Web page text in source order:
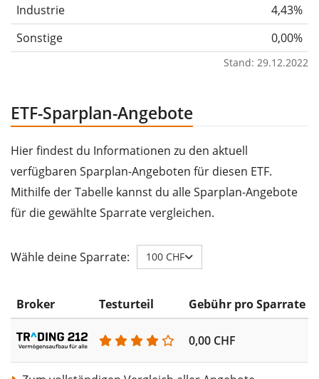
Industrie
4,43%
Sonstige
0,00%
Stand: 29.12.2022
ETF-Sparplan-Angebote
Hier findest du Informationen zu den aktuell
verfügbaren Sparplan-Angeboten für diesen ETF.
Mithilfe der Tabelle kannst du alle Sparplan-Angebote
für die gewählte Sparrate vergleichen.
Wähle deine Sparrate: 100 CHF
Broker Testurteil Gebühr pro Sparrate
0,00 CHF